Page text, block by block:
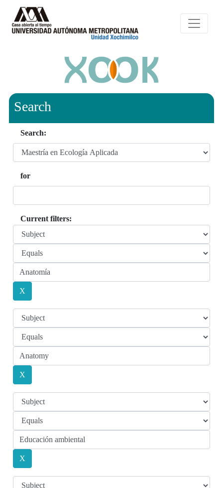
Search
Search:
for
Current filters: